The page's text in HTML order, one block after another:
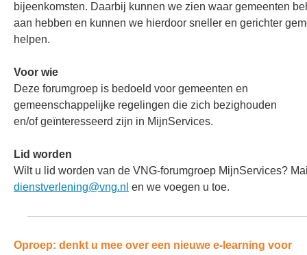
bijeenkomsten. Daarbij kunnen we zien waar gemeenten
aan hebben en kunnen we hierdoor sneller en gerichter
helpen.
Voor wie
Deze forumgroep is bedoeld voor gemeenten en
gemeenschappelijke regelingen die zich bezighouden
en/of geïnteresseerd zijn in MijnServices.
Lid worden
Wilt u lid worden van de VNG-forumgroep MijnServices?
dienstverlening@vng.nl en we voegen u toe.
Oproep: denkt u mee over een nieuwe e-learning voor